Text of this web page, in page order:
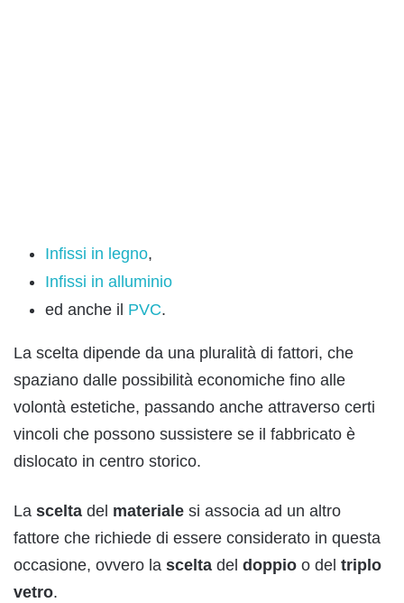
Infissi in legno,
Infissi in alluminio
ed anche il PVC.
La scelta dipende da una pluralità di fattori, che
spaziano dalle possibilità economiche fino alle
volontà estetiche, passando anche attraverso certi
vincoli che possono sussistere se il fabbricato è
dislocato in centro storico.
La scelta del materiale si associa ad un altro
fattore che richiede di essere considerato in questa
occasione, ovvero la scelta del doppio o del triplo
vetro.